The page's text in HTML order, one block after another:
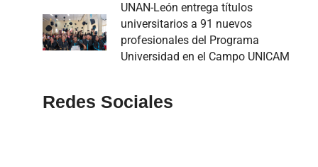
UNAN-León entrega títulos
universitarios a 91 nuevos
profesionales del Programa
Universidad en el Campo UNICAM
Redes Sociales